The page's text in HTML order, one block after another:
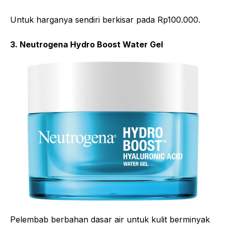
Untuk harganya sendiri berkisar pada Rp100.000.
3. Neutrogena Hydro Boost Water Gel
Pelembab berbahan dasar air untuk kulit berminyak